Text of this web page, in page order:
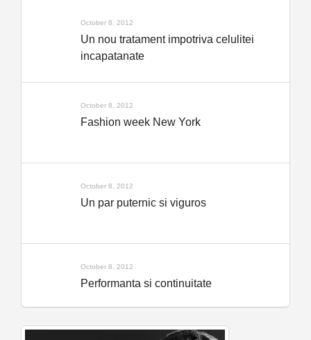
October 8, 2012
Un nou tratament impotriva celulitei
incapatanate
October 8, 2012
Fashion week New York
October 8, 2012
Un par puternic si viguros
October 8, 2012
Performanta si continuitate